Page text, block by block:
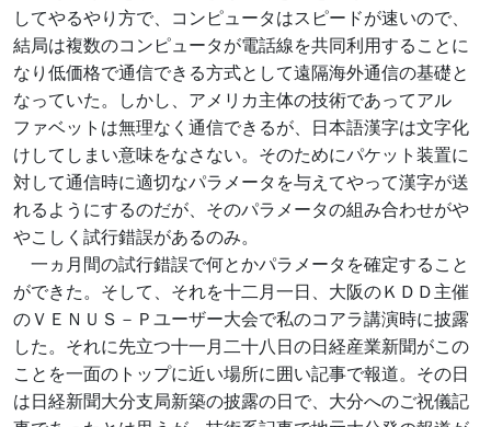
してやるやり方で、コンピュータはスピードが速いので、
結局は複数のコンピュータが電話線を共同利用することに
なり低価格で通信できる方式として遠隔海外通信の基礎と
なっていた。しかし、アメリカ主体の技術であってアル
ファベットは無理なく通信できるが、日本語漢字は文字化
けしてしまい意味をなさない。そのためにパケット装置に
対して通信時に適切なパラメータを与えてやって漢字が送
れるようにするのだが、そのパラメータの組み合わせがや
やこしく試行錯誤があるのみ。
一ヵ月間の試行錯誤で何とかパラメータを確定すること
ができた。そして、それを十二月一日、大阪のＫＤＤ主催
のＶＥＮＵＳ－Ｐユーザー大会で私のコアラ講演時に披露
した。それに先立つ十一月二十八日の日経産業新聞がこの
ことを一面のトップに近い場所に囲い記事で報道。その日
は日経新聞大分支局新築の披露の日で、大分へのご祝儀記